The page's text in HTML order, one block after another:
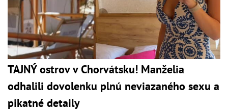
TAJNÝ ostrov v Chorvátsku! Manželia
odhalili dovolenku plnú neviazaného sexu a
pikatné detaily